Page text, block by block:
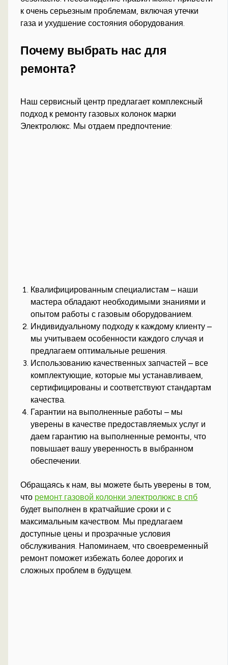
к очень серьезным проблемам, включая утечки
газа и ухудшение состояния оборудования.
Почему выбрать нас для
ремонта?
Наш сервисный центр предлагает комплексный
подход к ремонту газовых колонок марки
Электролюкс. Мы отдаем предпочтение:
Квалифицированным специалистам – наши
мастера обладают необходимыми знаниями и
опытом работы с газовым оборудованием.
Индивидуальному подходу к каждому клиенту –
мы учитываем особенности каждого случая и
предлагаем оптимальные решения.
Использованию качественных запчастей – все
комплектующие, которые мы устанавливаем,
сертифицированы и соответствуют стандартам
качества.
Гарантии на выполненные работы – мы
уверены в качестве предоставляемых услуг и
даем гарантию на выполненные ремонты, что
повышает вашу уверенность в выбранном
обеспечении.
Обращаясь к нам, вы можете быть уверены в том,
что ремонт газовой колонки электролюкс в спб
будет выполнен в кратчайшие сроки и с
максимальным качеством. Мы предлагаем
доступные цены и прозрачные условия
обслуживания. Напоминаем, что своевременный
ремонт поможет избежать более дорогих и
сложных проблем в будущем.